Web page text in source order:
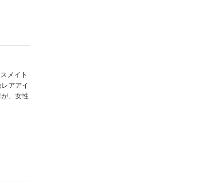
メイト
アアイ
、女性